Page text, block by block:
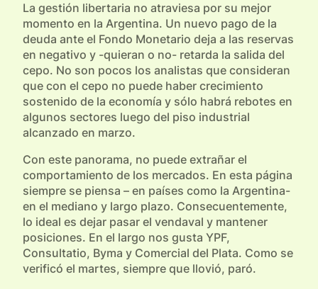
La gestión libertaria no atraviesa por su mejor
momento en la Argentina. Un nuevo pago de la
deuda ante el Fondo Monetario deja a las reservas
en negativo y -quieran o no- retarda la salida del
cepo. No son pocos los analistas que consideran
que con el cepo no puede haber crecimiento
sostenido de la economía y sólo habrá rebotes en
algunos sectores luego del piso industrial
alcanzado en marzo.
Con este panorama, no puede extrañar el
comportamiento de los mercados. En esta página
siempre se piensa – en países como la Argentina-
en el mediano y largo plazo. Consecuentemente,
lo ideal es dejar pasar el vendaval y mantener
posiciones. En el largo nos gusta YPF,
Consultatio, Byma y Comercial del Plata. Como se
verificó el martes, siempre que llovió, paró.